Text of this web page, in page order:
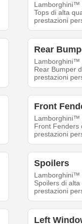
Lamborghini™
Tops di alta
prestazioni
Rear
Lamborghini™
Rear Bumper
prestazioni
Front
Lamborghini™
Front Fenders
prestazioni
Spoilers
Lamborghini™
Spoilers di
prestazioni
Left